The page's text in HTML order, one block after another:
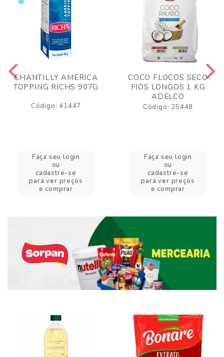
CHANTILLY AMERICA
TOPPING RICHS 907G
Código: 41447
Faça seu login
ou
cadastre-se
para ver preços
e comprar
COCO FLOCOS SECO
FIOS LONGOS 1 KG
ADELCO
Código: 25448
Faça seu login
ou
cadastre-se
para ver preços
e comprar